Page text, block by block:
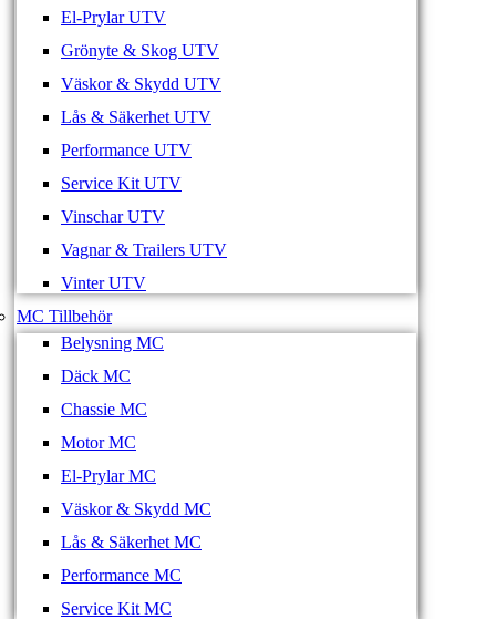
El-Prylar UTV
Grönyte & Skog UTV
Väskor & Skydd UTV
Lås & Säkerhet UTV
Performance UTV
Service Kit UTV
Vinschar UTV
Vagnar & Trailers UTV
Vinter UTV
MC Tillbehör
Belysning MC
Däck MC
Chassie MC
Motor MC
El-Prylar MC
Väskor & Skydd MC
Lås & Säkerhet MC
Performance MC
Service Kit MC